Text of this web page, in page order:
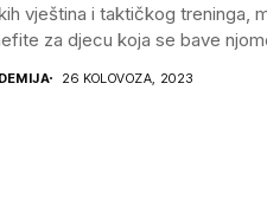
vještina i taktičkog treninga,
za djecu koja se bave
26 KOLOVOZA, 2023